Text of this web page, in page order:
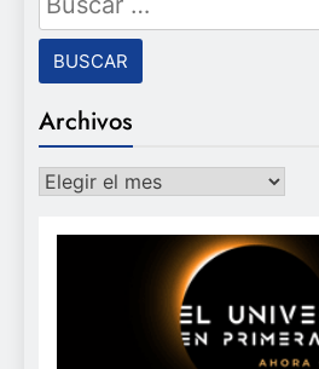
Archivos
Archivos